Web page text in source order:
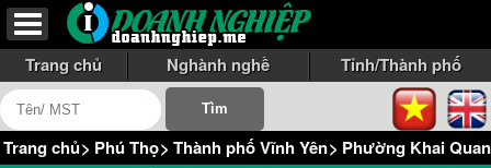
Trang chủ Nghành nghề Tỉnh/Thành phố
Trang chủ> Phú Thọ> Thành phố Vĩnh Yên> Phường Khai